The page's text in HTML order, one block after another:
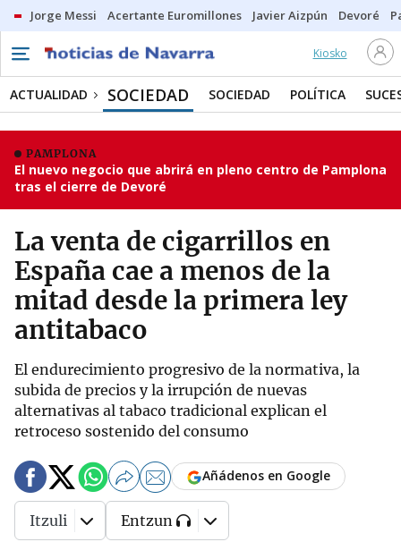
Jorge Messi Acertante Euromillones Javier Aizpún Devoré
Kiosko
ACTUALIDAD SOCIEDAD SOCIEDAD POLÍTICA
PAMPLONA
El nuevo negocio que abrirá en pleno centro de Pamplona
tras el cierre de Devoré
La venta de cigarrillos en
España cae a menos de la
mitad desde la primera ley
antitabaco
El endurecimiento progresivo de la normativa, la
subida de precios y la irrupción de nuevas
alternativas al tabaco tradicional explican el
retroceso sostenido del consumo
Añádenos en Google
Itzuli Entzun